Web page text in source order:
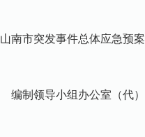
山南市突发事件总体应急预案
编制领导小组办公室（代）